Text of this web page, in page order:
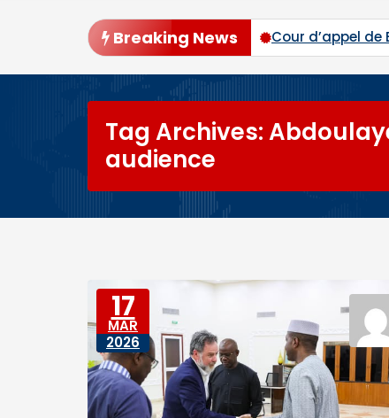
Breaking News
Cour d’appel de Bamako : les procès de
Tag Archives:
audience
17
MAR
2026